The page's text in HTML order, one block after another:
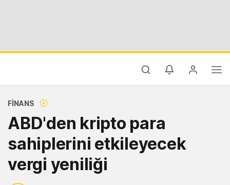
FINANS
ABD'den kripto para
sahiplerini etkileyecek
vergi yeniliği